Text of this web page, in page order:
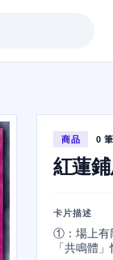
商品 0
紅蓮
卡片描述
①：場上有
「共鳴體